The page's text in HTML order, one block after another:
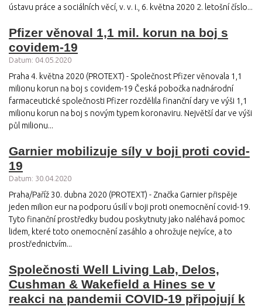
ústavu práce a sociálních věcí, v. v. i., 6. května 2020 2. letošní číslo...
Pfizer věnoval 1,1 mil. korun na boj s
covidem-19
Datum: 04.05.2020
Praha 4. května 2020 (PROTEXT) - Společnost Pfizer věnovala 1,1
milionu korun na boj s covidem-19 Česká pobočka nadnárodní
farmaceutické společnosti Pfizer rozdělila finanční dary ve výši 1,1
milionu korun na boj s novým typem koronaviru. Největší dar ve výši
půl milionu...
Garnier mobilizuje síly v boji proti covid-
19
Datum: 30.04.2020
Praha/Paříž 30. dubna 2020 (PROTEXT) - Značka Garnier přispěje
jeden milion eur na podporu úsilí v boji proti onemocnění covid-19.
Tyto finanční prostředky budou poskytnuty jako naléhavá pomoc
lidem, které toto onemocnění zasáhlo a ohrožuje nejvíce, a to
prostřednictvím...
Společnosti Well Living Lab, Delos,
Cushman & Wakefield a Hines se v
reakci na pandemii COVID-19 připojují k